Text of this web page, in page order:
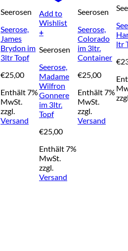
Seerosen
Seerose,
James
Brydon im
3ltr Topf
€25,00
Enthält 7%
MwSt.
zzgl.
Versand
Add to
Wishlist
+
Seerosen
Seerose,
Madame
Wilfron
Gonnere
im 3ltr.
Topf
€25,00
Enthält 7%
MwSt.
zzgl.
Versand
Seerosen
Seerose,
Colorado
im 3ltr.
Container
€25,00
Enthält 7%
MwSt.
zzgl.
Versand
ltr
€